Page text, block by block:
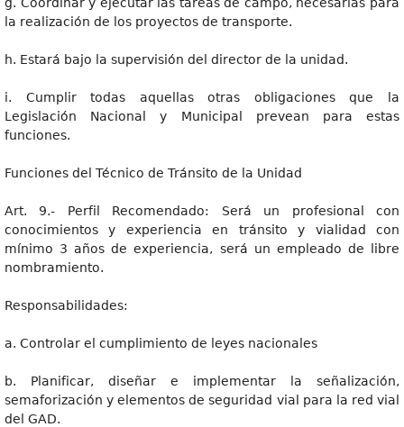
la realización de los proyectos de transporte.
h. Estará bajo la supervisión del director de la unidad.
i. Cumplir todas aquellas otras obligaciones que la
Legislación Nacional y Municipal prevean para estas
funciones.
Funciones del Técnico de Tránsito de la Unidad
Art. 9.- Perfil Recomendado: Será un profesional con
conocimientos y experiencia en tránsito y vialidad con
mínimo 3 años de experiencia, será un empleado de libre
nombramiento.
Responsabilidades:
a. Controlar el cumplimiento de leyes nacionales
b. Planificar, diseñar e implementar la señalización,
semaforización y elementos de seguridad vial para la red vial
del GAD.